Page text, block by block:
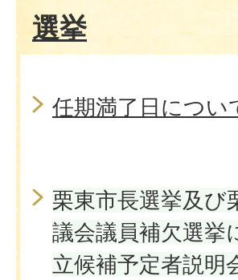
選挙
任期満了日につい
栗東市長選挙及び
議会議員補欠選挙
立候補予定者説明